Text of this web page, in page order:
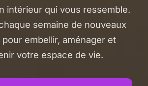
intérieur qui vous ressemble.
semaine de nouveaux
embellir, aménager et
votre espace de vie.